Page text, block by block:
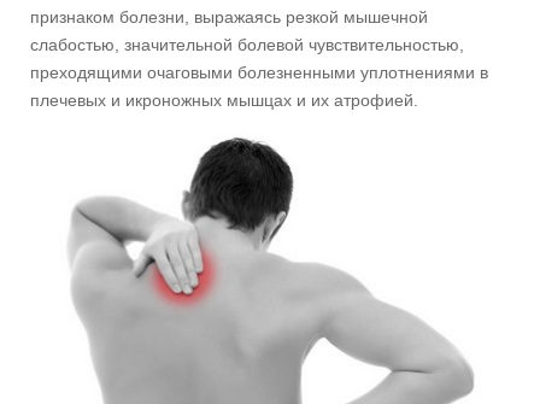
признаком болезни, выражаясь резкой мышечной
слабостью, значительной болевой чувствительностью,
преходящими очаговыми болезненными уплотнениями в
плечевых и икроножных мышцах и их атрофией.